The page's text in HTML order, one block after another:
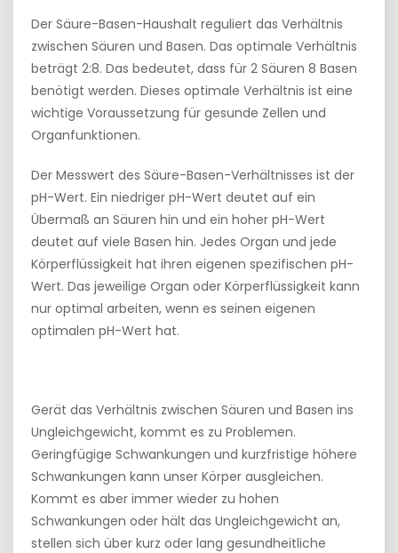
Der Säure-Basen-Haushalt reguliert das Verhältnis
zwischen Säuren und Basen. Das optimale Verhältnis
beträgt 2:8. Das bedeutet, dass für 2 Säuren 8 Basen
benötigt werden. Dieses optimale Verhältnis ist eine
wichtige Voraussetzung für gesunde Zellen und
Organfunktionen.
Der Messwert des Säure-Basen-Verhältnisses ist der
pH-Wert. Ein niedriger pH-Wert deutet auf ein
Übermaß an Säuren hin und ein hoher pH-Wert
deutet auf viele Basen hin. Jedes Organ und jede
Körperflüssigkeit hat ihren eigenen spezifischen pH-
Wert. Das jeweilige Organ oder Körperflüssigkeit kann
nur optimal arbeiten, wenn es seinen eigenen
optimalen pH-Wert hat.
Gerät das Verhältnis zwischen Säuren und Basen ins
Ungleichgewicht, kommt es zu Problemen.
Geringfügige Schwankungen und kurzfristige höhere
Schwankungen kann unser Körper ausgleichen.
Kommt es aber immer wieder zu hohen
Schwankungen oder hält das Ungleichgewicht an,
stellen sich über kurz oder lang gesundheitliche